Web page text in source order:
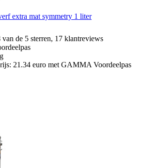
extra mat symmetry 1 liter
de 5 sterren, 17 klantreviews
21.34 euro met GAMMA Voordeelpas